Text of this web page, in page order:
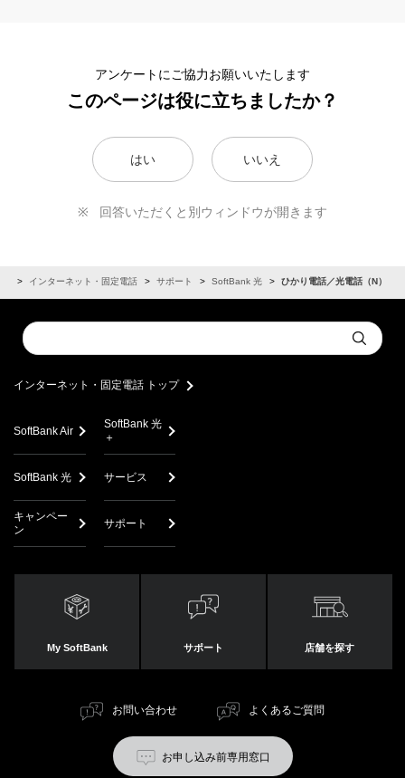
アンケートにご協力お願いいたします
このページは役に立ちましたか？
はい いいえ
回答いただくと別ウィンドウが開きます
インターネット・固定電話 サポート SoftBank 光 ひかり電話／光電話（N）
Conduct
a
Submit
インターネット・固定電話 トップ
SoftBank Air
SoftBank 光
＋
SoftBank 光 サービス
キャンペー
ン
サポート
My SoftBank サポート 店舗を探す
お問い合わせ よくあるご質問
お申し込み前専用窓口